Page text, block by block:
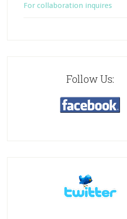
For collaboration inquires
Follow Us: